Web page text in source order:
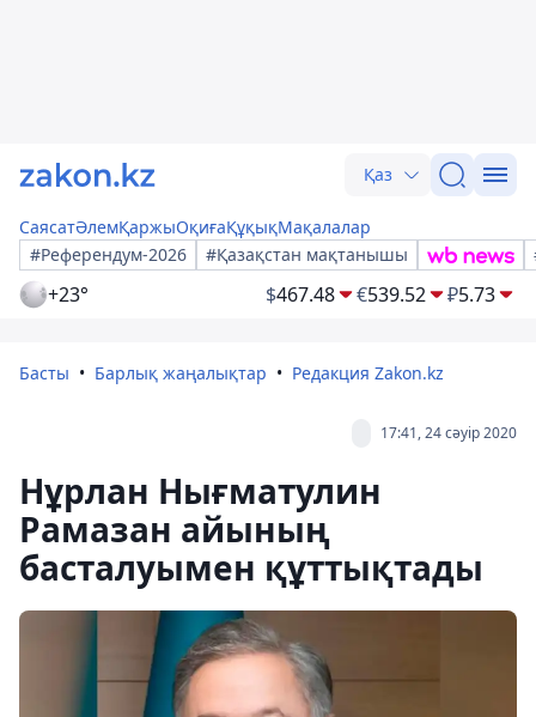
Қаз
СаясатӘлемҚаржыОқиғаҚұқықМақалалар
#Референдум-2026
#Қазақстан мақтанышы
+23° $467.48 €539.52 ₽5.73
Басты Барлық жаңалықтар Редакция Zakon.kz
17:41, 24 сәуір 2020
Нұрлан Нығматулин
Рамазан айының
басталуымен құттықтады